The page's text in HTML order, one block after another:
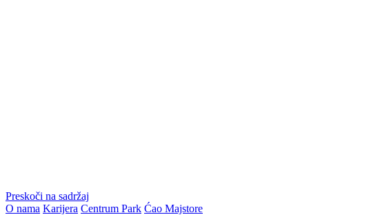
Preskoči na sadržaj
O nama Karijera Centrum Park Ćao Majstore